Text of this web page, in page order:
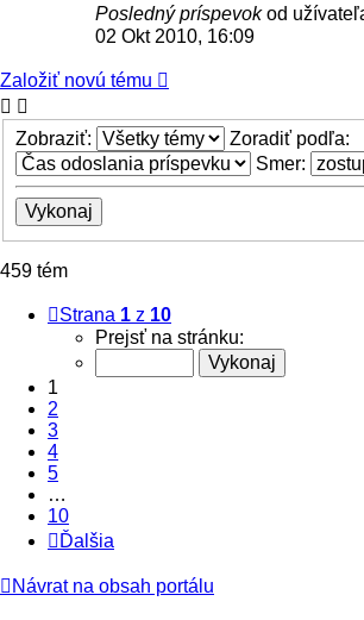
Posledný príspevokod
02 Okt 2010, 16:09
Založiť novú tému
Zobraziť:
Zoradiť podľa:
Smer:
459 tém
Strana 1 z 10
Prejsť na stránku:
1
2
3
4
5
…
10
Ďalšia
Návrat na obsah portálu